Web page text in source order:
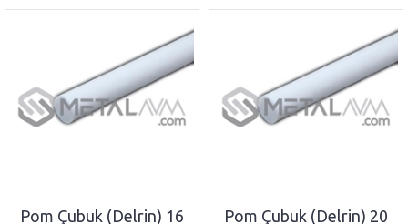
Pom Çubuk (Delrin) 16
Pom Çubuk (Delrin) 20